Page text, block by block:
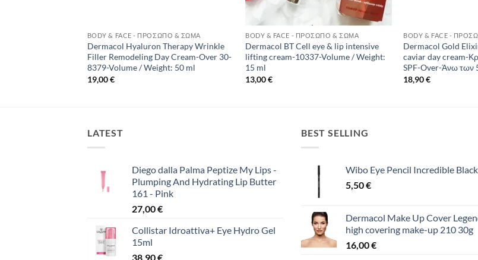
BODY & FACE - ΠΡΌΣΩΠΟ & ΣΏΜΑ
Dermacol Hyaluron Therapy Wrinkle
Filler Remodeling Day Cream-Over 30-
8379-Volume / Weight: 50 ml
19,00€
BODY & FACE - ΠΡΌΣΩΠΟ & ΣΏΜΑ
Dermacol BT Cell eye & lip intensive
lifting cream-10337-Volume / Weight:
15 ml
13,00€
BODY & FACE -
Dermacol Gold
caviar day cream-
SPF-Over-Άνω των
18,90€
LATEST
Diego dalla Palma Peptize My Lips -
Plumping And Hydrating Lip Butter
161 - Pink
27,00€
Collistar Idroattiva+ Eye Hydro Gel
15ml
38,90€
BEST SELLING
Wibo Eye Pencil Incredible Black
5,50€
Dermacol Make Up Cover
high covering make-up 210 30g
16,00€